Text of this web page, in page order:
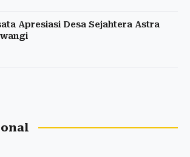
Apresiasi Desa Sejahtera Astra